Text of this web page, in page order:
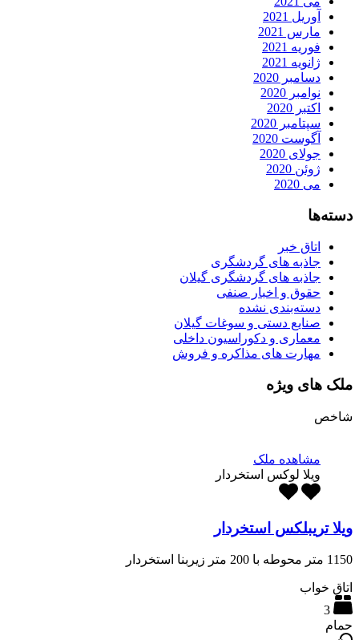
آوریل 2021
مارس 2021
فوریه 2021
ژانویه 2021
دسامبر 2020
نوامبر 2020
اکتبر 2020
سپتامبر 2020
آگوست 2020
جولای 2020
ژوئن 2020
می 2020
دسته‌ها
اتاق خبر
جاذبه های گردشگری
جاذبه های گردشگری گیلان
حقوق و اخبار صنفی
دسته‌بندی نشده
صنایع دستی و سوغات گیلان
معماری و دکوراسیون داخلی
مهارت های مذاکره و فروش
ملک های ویژه
شاخص
مشاهده ملک
ویلا لوکس استخردار
ویلا تریبلکس استخردار
1150 متر محوطه با 200 متر زیربنا استخردار
اتاق خواب
3
حمام